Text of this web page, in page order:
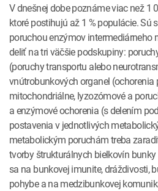
V dnešnej dobe poznáme viac než 1
ktoré postihujú až 1 % populácie. Sú
poruchou enzýmov intermediárneho
deliť na tri väčšie podskupiny:
(poruchy transportu alebo
vnútrobunkových organel (ochorenia
mitochondriálne, lyzozómové a
a enzýmové ochorenia (s delením
postavenia v jednotlivých
metabolickým poruchám treba
tvorby štrukturálnych bielkovín
sa na bunkovej imunite, dráždivosti,
pohybe a na medzibunkovej